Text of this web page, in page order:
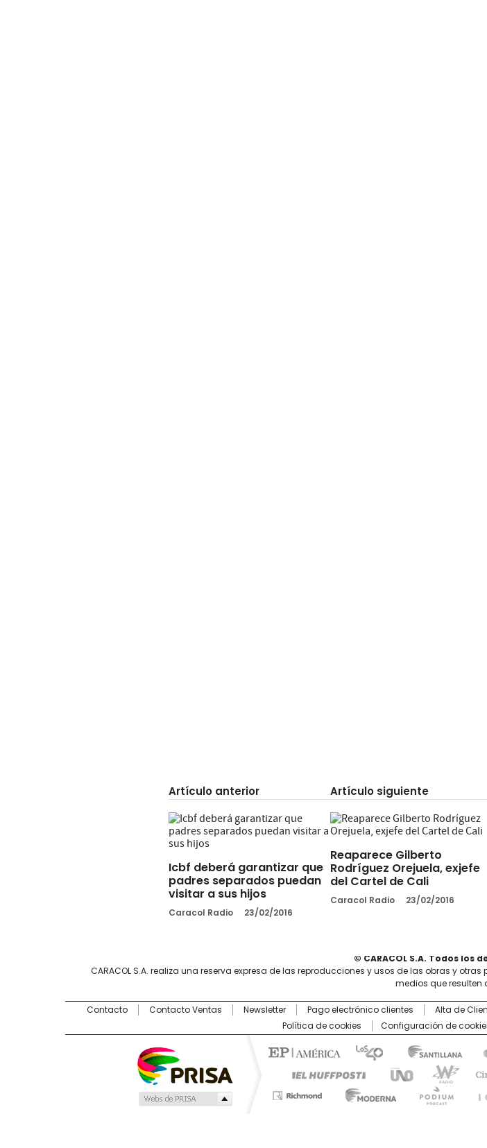
Artículo anterior
Icbf deberá garantizar que
padres separados puedan
visitar a sus hijos
Caracol Radio 23/02/2016
Artículo siguiente
Reaparece Gilberto
Rodríguez Orejuela, exjefe
del Cartel de Cali
Caracol Radio 23/02/2016
© CARACOL S.A. Todos los
CARACOL S.A. realiza una reserva expresa de las reproducciones y usos de las obras y
medios que resulten
Contacto Contacto Ventas Newsletter Pago electrónico clientes Alta de
Política de cookies
Configuración de